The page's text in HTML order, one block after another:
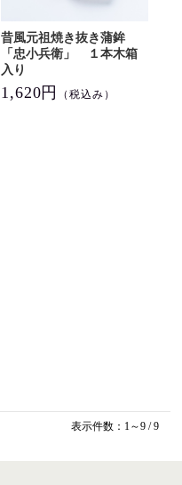
昔風元祖焼き抜き蒲鉾
「忠小兵衛」 １本木箱
入り
1,620円 （税込み）
表示件数：1～9 / 9